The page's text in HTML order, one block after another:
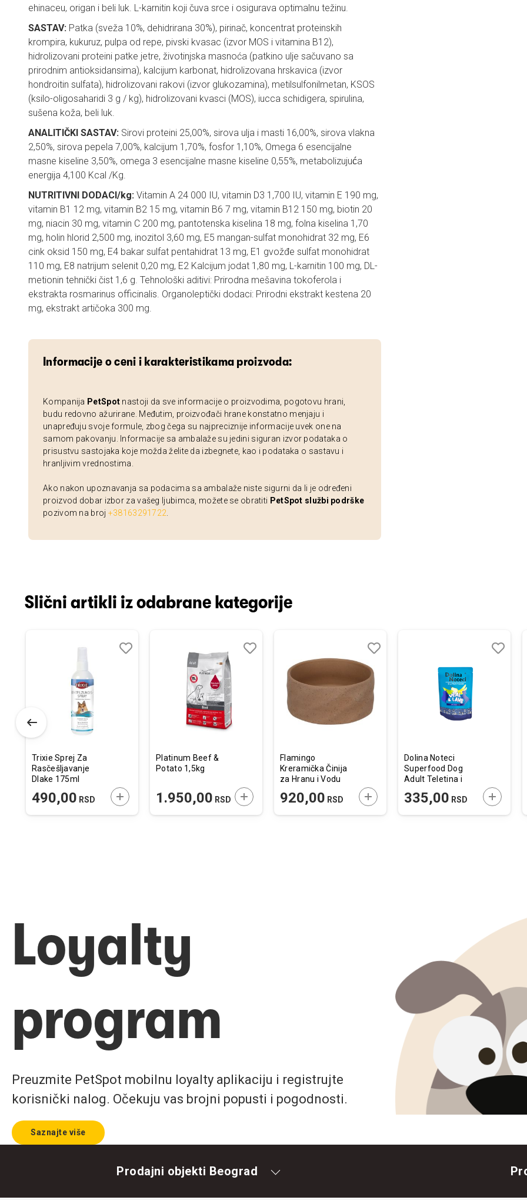
ehinaceu, origan i beli luk. L-karnitin koji čuva srce i osigurava optimalnu težinu.
SASTAV: Patka (sveža 10%, dehidrirana 30%), pirinač, koncentrat proteinskih
krompira, kukuruz, pulpa od repe, pivski kvasac (izvor MOS i vitamina B12),
hidrolizovani proteini patke jetre, životinjska masnoća (patkino ulje sačuvano sa
prirodnim antioksidansima), kalcijum karbonat, hidrolizovana hrskavica (izvor
hondroitin sulfata), hidrolizovani rakovi (izvor glukozamina), metilsulfonilmetan, KSOS
(ksilo-oligosaharidi 3 g / kg), hidrolizovani kvasci (MOS), iucca schidigera, spirulina,
sušena koža, beli luk.
ANALITIČKI SASTAV: Sirovi proteini 25,00%, sirova ulja i masti 16,00%, sirova vlakna
2,50%, sirova pepela 7,00%, kalcijum 1,70%, fosfor 1,10%, Omega 6 esencijalne
masne kiseline 3,50%, omega 3 esencijalne masne kiseline 0,55%, metabolizujuća
energija 4,100 Kcal /Kg.
NUTRITIVNI DODACI/kg: Vitamin A 24 000 IU, vitamin D3 1,700 IU, vitamin E 190 mg,
vitamin B1 12 mg, vitamin B2 15 mg, vitamin B6 7 mg, vitamin B12 150 mg, biotin 20
mg, niacin 30 mg, vitamin C 200 mg, pantotenska kiselina 18 mg, folna kiselina 1,70
mg, holin hlorid 2,500 mg, inozitol 3,60 mg, E5 mangan-sulfat monohidrat 32 mg, E6
cink oksid 150 mg, E4 bakar sulfat pentahidrat 13 mg, E1 gvožđe sulfat monohidrat
110 mg, E8 natrijum selenit 0,20 mg, E2 Kalcijum jodat 1,80 mg, L-karnitin 100 mg, DL-
metionin tehnički čist 1,6 g. Tehnološki aditivi: Prirodna mešavina tokoferola i
ekstrakta rosmarinus officinalis. Organoleptički dodaci: Prirodni ekstrakt kestena 20
mg, ekstrakt artičoka 300 mg.
Informacije o ceni i karakteristikama proizvoda:
Kompanija PetSpot nastoji da sve informacije o proizvodima, pogotovu hrani,
budu redovno ažurirane. Međutim, proizvođači hrane konstatno menjaju i
unapređuju svoje formule, zbog čega su najpreciznije informacije uvek one na
samom pakovanju. Informacije sa ambalaže su jedini siguran izvor podataka o
prisustvu sastojaka koje možda želite da izbegnete, kao i podataka o sastavu i
hranljivim vrednostima.
Ako nakon upoznavanja sa podacima sa ambalaže niste sigurni da li je određeni
proizvod dobar izbor za vašeg ljubimca, možete se obratiti PetSpot službi podrške
pozivom na broj +38163291722
Slični artikli iz odabrane kategorije
U KORPU
Trixie Sprej Za
Rasčešljavanje
Dlake 175ml
490,00 RSD DODAJTE U KORPU
Platinum Beef &
Potato 1,5kg
1.950,00 RSD DODAJTE U KORPU
Flamingo
Kreramička Činija
za Hranu i Vodu
13,5x5x13,5 /
920,00 RSD DODAJTE U KORPU
u
listu
želja
Dolina Noteci
Superfood Dog
Adult Teletina i
335,00 RSD
Loyalty
program
Preuzmite PetSpot mobilnu loyalty aplikaciju i registrujte
korisnički nalog. Očekuju vas brojni popusti i pogodnosti.
Saznajte više
Prodajni objekti Beograd